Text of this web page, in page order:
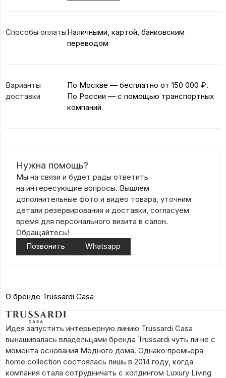
Способы оплатыНаличными, картой, банковским
переводом
Варианты
доставки
По Москве — бесплатно от 150 000 ₽.
По России — с помощью транспортных
компаний
Нужна помощь?
Мы на связи и будет рады ответить
на интересующие вопросы. Вышлем
дополнительные фото и видео товара, уточним
детали резервирования и доставки, согласуем
время для персонального визита в салон.
Обращайтесь!
Позвонить
Whatsapp
О бренде Trussardi Casa
Идея запустить интерьерную линию Trussardi Casa
вынашивалась владельцами бренда Trussardi чуть ли не с
момента основания Модного дома. Однако премьера
home collection состоялась лишь в 2014 году, когда
компания стала сотрудничать с холдингом Luxury Living